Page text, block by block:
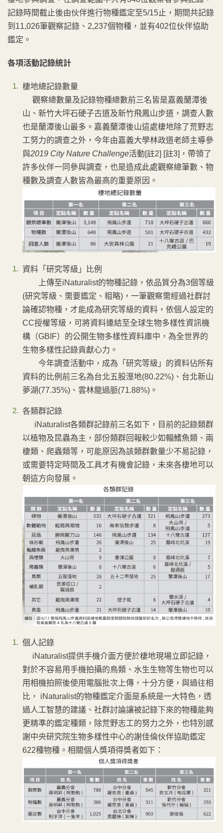
記錄時間截止後由伙伴進行物種鑑定至5/15止，期間共記錄
到11,026筆觀察記錄、2,237個物種，並有402位伙伴協助
鑑定。
各項活動記錄統計
棲地總記錄數量
觀察總數量及記錄物種總數前三名皆是嘉義蘭潭後
山、新竹大坪石硬子古道及新竹飛鳳山步道，調查人數
也是蘭潭後山最多。嘉義蘭潭後山這處棲地除了荒野志
工努力的調查之外，今年由嘉義大學林政道老師主導參
與2019 City Nature Challenge活動[註2] [註3]，帶領了
許多伙伴一同參與調查，也是造成此處觀察總筆數、物
種數及調查人數皆為最高的重要原因。
資料「研究等級」比例
上傳至iNaturalist的物種記錄，依品質分為3個等級
(研究等級、需要鑑定、粗略)，一筆觀察需經過社群討
論確認物種，才能成為研究等級的資料，依個人設定的
CC授權等級，可將資料連結至全球生物多樣性資訊機
構（GBIF）的公開生物多樣性資料庫中，為全世界的
生物多樣性記錄貢獻心力。
今年調查活動中，成為「研究等級」的資料佔所有
資料的比例前三名為台北五股溼地(80.22%)、台北新山
夢湖(77.35%)、雲林龍過脈(71.88%)。
各類群記錄
iNaturalist各類群記錄前三名如下，目前的記錄類群
以植物及昆蟲為主，部份類群回報較少如輻鰭魚類、兩
棲類、爬蟲類等，可能原因為該類群數量少不易記錄，
或需要特定時間及工具才有機會記錄，未來各棲地可以
朝這方向發展。
個人記錄
iNaturalist提供手機介面方便於棲地現場立即記錄，
對於不容易用手機拍攝的鳥類、水生生物等生物也可以
用相機拍照後使用電腦批次上傳，十分方便，與過往相
比， iNaturalist的物種鑑定介面是系統是一大特色，透
過人工智慧的建議、社群討論讓被記錄下來的物種能夠
更精準的鑑定種類，除荒野志工的努力之外，也特別感
謝中央研究院生物多樣性中心的謝佳倫伙伴協助鑑定
622種物種。相關個人獎項得獎者如下：